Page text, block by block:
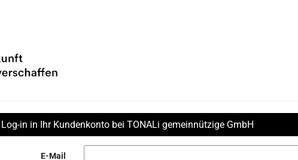
Log-in in Ihr Kundenkonto bei TONALi gemeinnützige GmbH
E-Mail